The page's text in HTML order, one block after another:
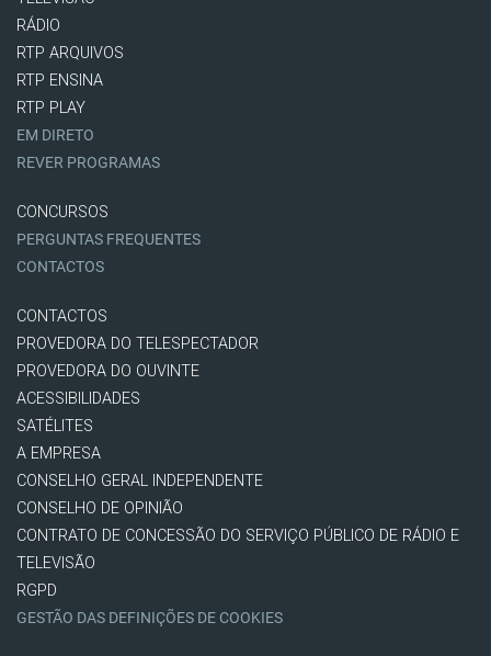
RÁDIO
RTP ARQUIVOS
RTP ENSINA
RTP PLAY
EM DIRETO
REVER PROGRAMAS
CONCURSOS
PERGUNTAS FREQUENTES
CONTACTOS
CONTACTOS
PROVEDORA DO TELESPECTADOR
PROVEDORA DO OUVINTE
ACESSIBILIDADES
SATÉLITES
A EMPRESA
CONSELHO GERAL INDEPENDENTE
CONSELHO DE OPINIÃO
CONTRATO DE CONCESSÃO DO SERVIÇO PÚBLICO DE RÁDIO E
TELEVISÃO
RGPD
GESTÃO DAS DEFINIÇÕES DE COOKIES